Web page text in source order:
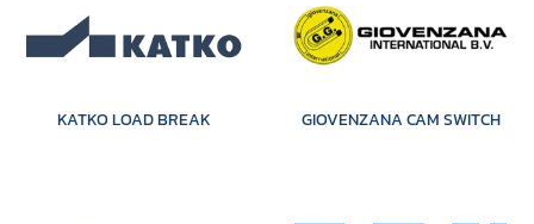
KATKO LOAD BREAK GIOVENZANA CAM SWITCH